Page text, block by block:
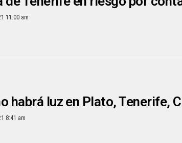
11:00 am
habrá luz en Plato, Tenerife,
8:41 am